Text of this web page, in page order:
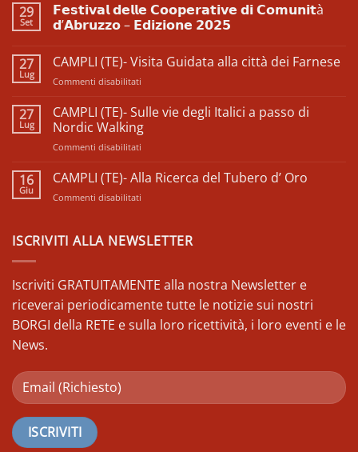
29
Set
𝗙𝗲𝘀𝘁𝗶𝘃𝗮𝗹 𝗱𝗲𝗹𝗹𝗲 𝗖𝗼𝗼𝗽𝗲𝗿𝗮𝘁𝗶𝘃𝗲 𝗱𝗶 𝗖𝗼𝗺𝘂𝗻𝗶𝘁à
𝗱’𝗔𝗯𝗿𝘂𝘇𝘇𝗼 – 𝗘𝗱𝗶𝘇𝗶𝗼𝗻𝗲 𝟮𝟬𝟮𝟱
su
𝗱𝗲𝗹𝗹𝗲
𝗖𝗼𝗺𝘂𝗻𝗶𝘁à
𝗱’𝗔𝗯𝗿𝘂𝘇𝘇𝗼
–
𝗘𝗱𝗶𝘇𝗶𝗼𝗻𝗲
27
Lug
CAMPLI (TE)- Visita Guidata alla città dei Farnese
Commenti disabilitati
(TE)-
Guidata
dei
27
Lug
CAMPLI (TE)- Sulle vie degli Italici a passo di
Nordic Walking
Commenti disabilitati
(TE)-
a
Nordic
16
Giu
CAMPLI (TE)- Alla Ricerca del Tubero d’ Oro
Commenti disabilitati
Alla
Tubero
d’
Oro
ISCRIVITI ALLA NEWSLETTER
Iscriviti GRATUITAMENTE alla nostra Newsletter e
riceverai periodicamente tutte le notizie sui nostri
BORGI della RETE e sulla loro ricettività, i loro eventi e le
News.